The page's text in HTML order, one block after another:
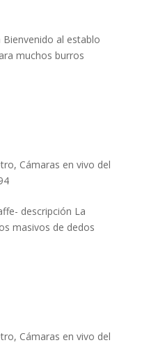
al establo
muchos burros
, Cámaras en vivo del
descripción La
masivos de dedos
, Cámaras en vivo del